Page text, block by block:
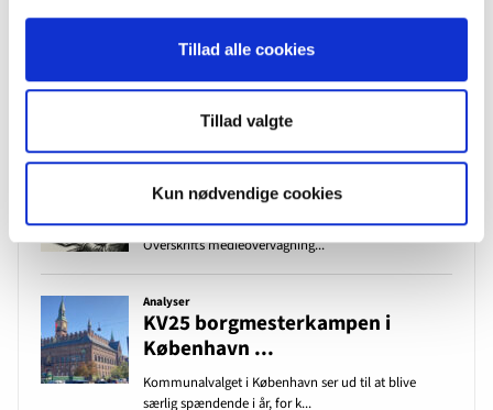
Tillad alle cookies
Tillad valgte
Kun nødvendige cookies